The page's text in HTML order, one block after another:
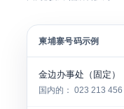
柬埔寨号码示例
金边办事处（固定）
国内的：023 213 456